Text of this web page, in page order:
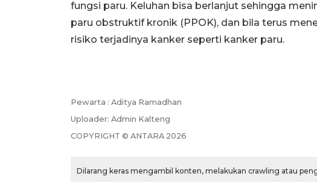
fungsi paru. Keluhan bisa berlanjut sehingga
paru obstruktif kronik (PPOK), dan bila terus
risiko terjadinya kanker seperti kanker paru.
Pewarta : Aditya Ramadhan
Uploader: Admin Kalteng
COPYRIGHT © ANTARA 2026
Dilarang keras mengambil konten, melakukan crawling atau